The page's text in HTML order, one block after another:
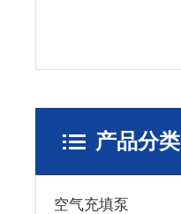
产品分类
空气充填泵